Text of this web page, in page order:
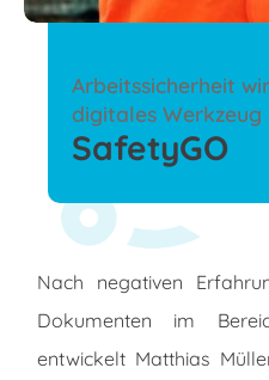
SafetyGO
Arbeitssicherheit
digitales Werkzeug
Nach negativen
Dokumenten im
entwickelt Matthias